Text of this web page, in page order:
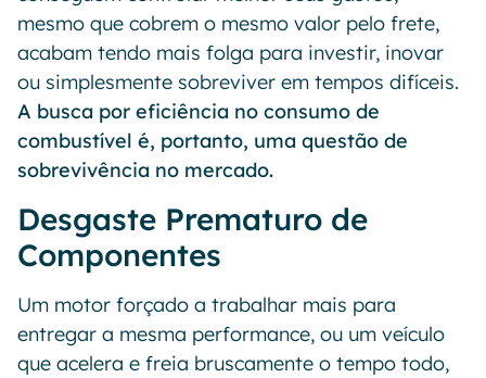
mesmo que cobrem o mesmo valor pelo frete,
acabam tendo mais folga para investir, inovar
ou simplesmente sobreviver em tempos difíceis.
A busca por eficiência no consumo de
combustível é, portanto, uma questão de
sobrevivência no mercado.
Desgaste Prematuro de
Componentes
Um motor forçado a trabalhar mais para
entregar a mesma performance, ou um veículo
que acelera e freia bruscamente o tempo todo,